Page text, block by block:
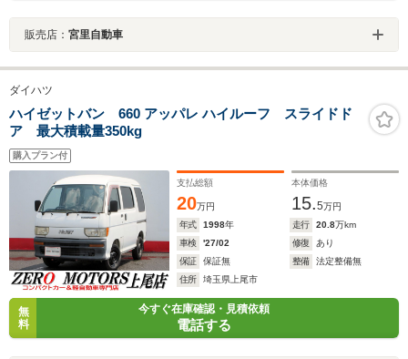
販売店： 宮里自動車
ダイハツ
ハイゼットバン 660 アッパレ ハイルーフ スライドド
ア 最大積載量350kg
購入プラン付
支払総額
20万円
本体価格
15.5万円
年式
1998年 走行 20.8万km
車検
'27/02 修復
あり
保証
保証無 整備
法定整備無
住所
埼玉県上尾市
無
料
今すぐ在庫確認・見積依頼
電話する